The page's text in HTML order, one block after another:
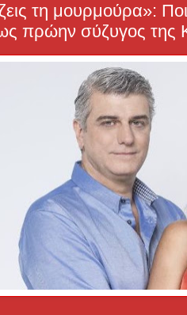
τη μουρμούρα»:
πρώην σύζυγος της